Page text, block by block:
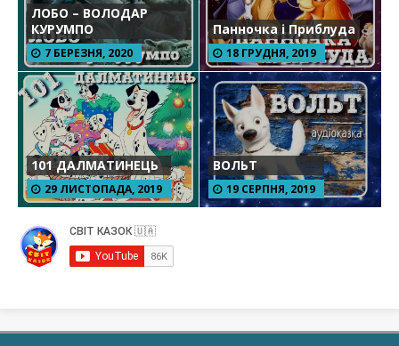
ЛОБО – ВОЛОДАР
КУРУМПО
7 БЕРЕЗНЯ, 2020
Панночка і Приблуда
18 ГРУДНЯ, 2019
101 ДАЛМАТИНЕЦЬ
29 ЛИСТОПАДА, 2019
ВОЛЬТ
19 СЕРПНЯ, 2019